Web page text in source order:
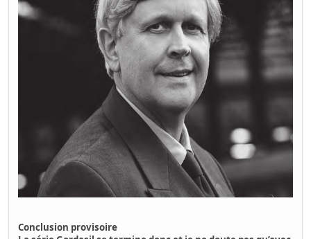
Conclusion provisoire